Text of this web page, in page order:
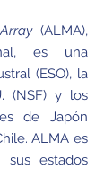
(ALMA),
es una
(ESO), la
(NSF) y los
de Japón
ALMA es
sus estados